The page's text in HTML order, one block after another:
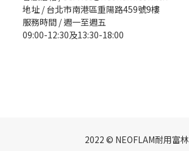
地址 / 台北市南港區重陽路459號9樓
服務時間 / 週一至週五
09:00-12:30及13:30-18:00
2022 © NEOFLAM耐用富林